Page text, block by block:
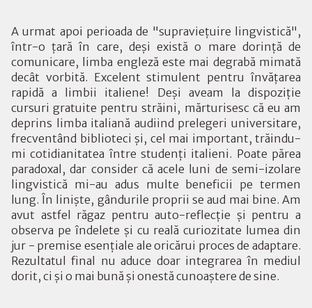
A urmat apoi perioada de "supravieţuire lingvistică",
într-o ţară în care, deşi există o mare dorinţă de
comunicare, limba engleză este mai degrabă mimată
decât vorbită. Excelent stimulent pentru învăţarea
rapidă a limbii italiene! Deşi aveam la dispoziţie
cursuri gratuite pentru străini, mărturisesc că eu am
deprins limba italiană audiind prelegeri universitare,
frecventând biblioteci şi, cel mai important, trăindu-
mi cotidianitatea între studenţi italieni. Poate părea
paradoxal, dar consider că acele luni de semi-izolare
lingvistică mi-au adus multe beneficii pe termen
lung. În linişte, gândurile proprii se aud mai bine. Am
avut astfel răgaz pentru auto-reflecţie şi pentru a
observa pe îndelete şi cu reală curiozitate lumea din
jur - premise esenţiale ale oricărui proces de adaptare.
Rezultatul final nu aduce doar integrarea în mediul
dorit, ci şi o mai bună şi onestă cunoaştere de sine.